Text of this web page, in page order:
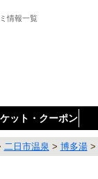
情報一覧
ット・クーポン
二日市温泉 > 博多湯>